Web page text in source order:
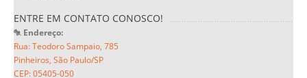
ENTRE EM CONTATO CONOSCO!
Endereço:
Rua: Teodoro Sampaio, 785
Pinheiros, São Paulo/SP
CEP: 05405-050